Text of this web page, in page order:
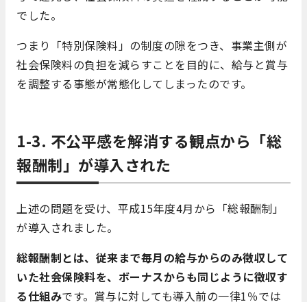
でした。
つまり「特別保険料」の制度の隙をつき、事業主側が
社会保険料の負担を減らすことを目的に、給与と賞与
を調整する事態が常態化してしまったのです。
1-3. 不公平感を解消する観点から「総
報酬制」が導入された
上述の問題を受け、平成15年度4月から「総報酬制」
が導入されました。
総報酬制とは、従来まで毎月の給与からのみ徴収して
いた社会保険料を、ボーナスからも同じように徴収す
る仕組みです。賞与に対しても導入前の一律1％では